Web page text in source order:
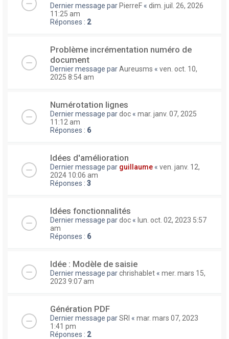
Dernier message parPierreF « dim. juil. 26, 2026
11:25 am
Réponses : 2
Problème incrémentation numéro de
document
Dernier message parAureusms « ven. oct. 10,
2025 8:54 am
Numérotation lignes
Dernier message pardoc « mar. janv. 07, 2025
11:12 am
Réponses : 6
Idées d'amélioration
Dernier message par guillaume « ven. janv. 12,
2024 10:06 am
Réponses : 3
Idées fonctionnalités
Dernier message pardoc « lun. oct. 02, 2023 5:57
am
Réponses : 6
Idée : Modèle de saisie
Dernier message parchrishablet « mer. mars 15,
2023 9:07 am
Génération PDF
Dernier message parSRI « mar. mars 07, 2023
1:41 pm
Réponses : 2